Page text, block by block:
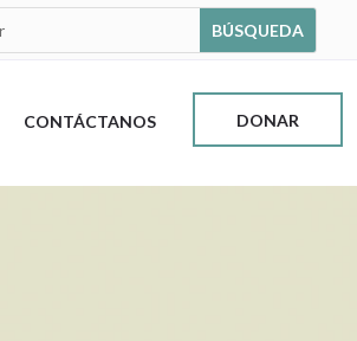
CONTÁCTANOS DONAR